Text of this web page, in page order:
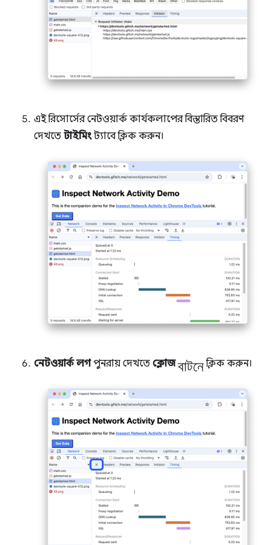
এই রিসোর্সের নেটওয়ার্ক কার্যকলাপের বিস্তারিত বিবরণ
দেখতে টাইমিংট্যাবে ক্লিক করুন।
নেটওয়ার্ক লগপুনরায় দেখতে ক্লোজ বাটনেক্লিক করুন।